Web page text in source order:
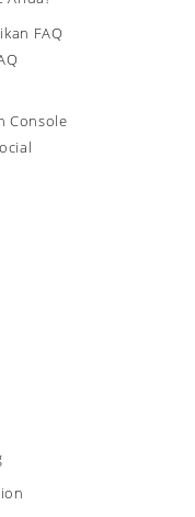
FAQ
Console